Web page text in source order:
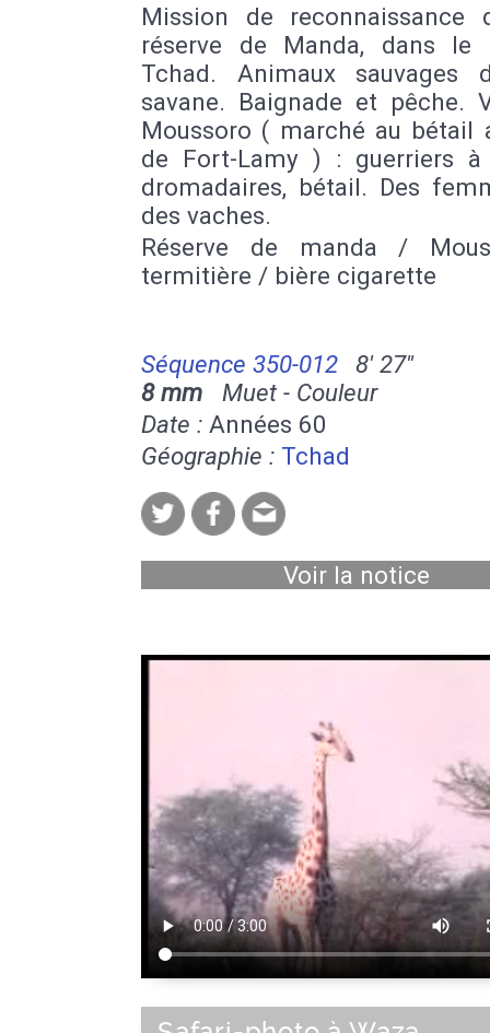
Mission de reconnaissance
réserve de Manda, dans le
Tchad. Animaux sauvages
savane. Baignade et pêche.
Moussoro ( marché au bétail
de Fort-Lamy ) : guerriers à
dromadaires, bétail. Des
des vaches.
Réserve de manda /
termitière / bière cigarette
Séquence 350-012
8' 27''
8 mm Muet - Couleur
Date : Années 60
Géographie : Tchad
Voir la notice